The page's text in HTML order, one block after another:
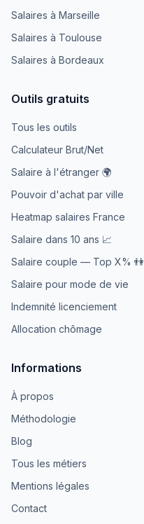
Salaires à Marseille
Salaires à Toulouse
Salaires à Bordeaux
Outils gratuits
Tous les outils
Calculateur Brut/Net
Salaire à l'étranger 🌍
Pouvoir d'achat par ville
Heatmap salaires France
Salaire dans 10 ans 📈
Salaire couple — Top X% 👫
Salaire pour mode de vie
Indemnité licenciement
Allocation chômage
Informations
À propos
Méthodologie
Blog
Tous les métiers
Mentions légales
Contact